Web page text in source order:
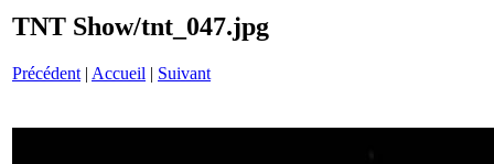
TNT Show/tnt_047.jpg
Précédent | Accueil | Suivant